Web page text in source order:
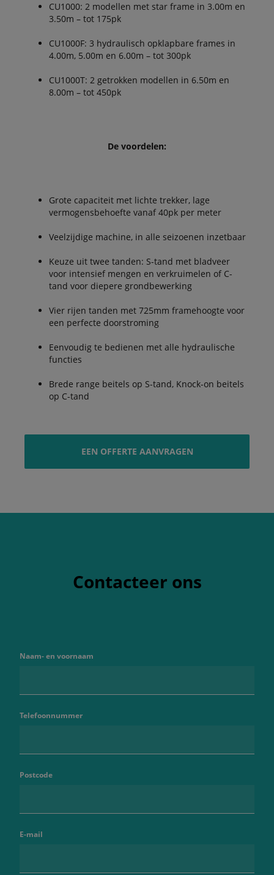
CU1000: 2 modellen met star frame in 3.00m en
3.50m – tot 175pk
CU1000F: 3 hydraulisch opklapbare frames in
4.00m, 5.00m en 6.00m – tot 300pk
CU1000T: 2 getrokken modellen in 6.50m en
8.00m – tot 450pk
De voordelen:
Grote capaciteit met lichte trekker, lage
vermogensbehoefte vanaf 40pk per meter
Veelzijdige machine, in alle seizoenen inzetbaar
Keuze uit twee tanden: S-tand met bladveer
voor intensief mengen en verkruimelen of C-
tand voor diepere grondbewerking
Vier rijen tanden met 725mm framehoogte voor
een perfecte doorstroming
Eenvoudig te bedienen met alle hydraulische
functies
Brede range beitels op S-tand, Knock-on beitels
op C-tand
EEN OFFERTE AANVRAGEN
Contacteer ons
Naam- en voornaam
Telefoonnummer
Postcode
E-mail